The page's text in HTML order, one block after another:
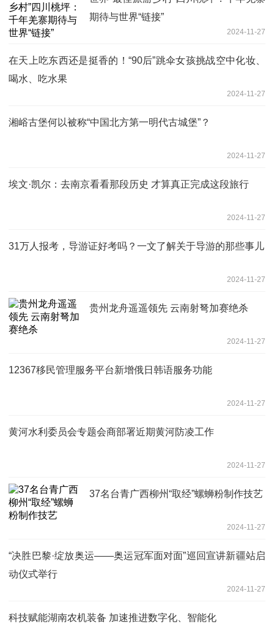
期待与世界“链接”
2024-11-27
在天上吃东西还是挺香的！“90后”跳伞女孩挑战空中化妆、
喝水、吃水果
2024-11-27
湘峪古堡何以被称“中国北方第一明代古城堡”？
2024-11-27
埃文·凯尔：去南京看看那段历史 才算真正完成这段旅行
2024-11-27
31万人报考，导游证好考吗？一文了解关于导游的那些事儿
2024-11-27
贵州龙舟遥遥领先 云南射弩加赛绝杀
2024-11-27
12367移民管理服务平台新增俄日韩语服务功能
2024-11-27
黄河水利委员会专题会商部署近期黄河防凌工作
2024-11-27
37名台青广西柳州“取经”螺蛳粉制作技艺
2024-11-27
“决胜巴黎·绽放奥运——奥运冠军面对面”巡回宣讲新疆站启
动仪式举行
2024-11-27
科技赋能湖南农机装备 加速推进数字化、智能化